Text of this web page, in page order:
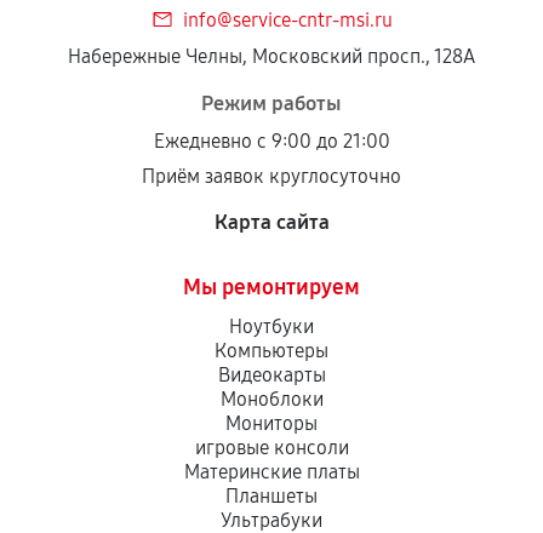
info@service-cntr-msi.ru
Набережные Челны, Московский просп., 128А
Режим работы
Ежедневно с 9:00 до 21:00
Приём заявок круглосуточно
Карта сайта
Мы ремонтируем
Ноутбуки
Компьютеры
Видеокарты
Моноблоки
Мониторы
игровые консоли
Материнские платы
Планшеты
Ультрабуки